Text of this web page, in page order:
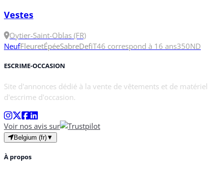
Vestes
Oytier-Saint-Oblas (FR)
NeufFleuretÉpéeSabreDefiT46 correspond à 16 ans350ND
ESCRIME-OCCASION
Site d'annonces dédié à la vente de vêtements et de matériel
d'escrime d'occasion.
Voir nos avis sur
Belgium (fr)▼
À propos